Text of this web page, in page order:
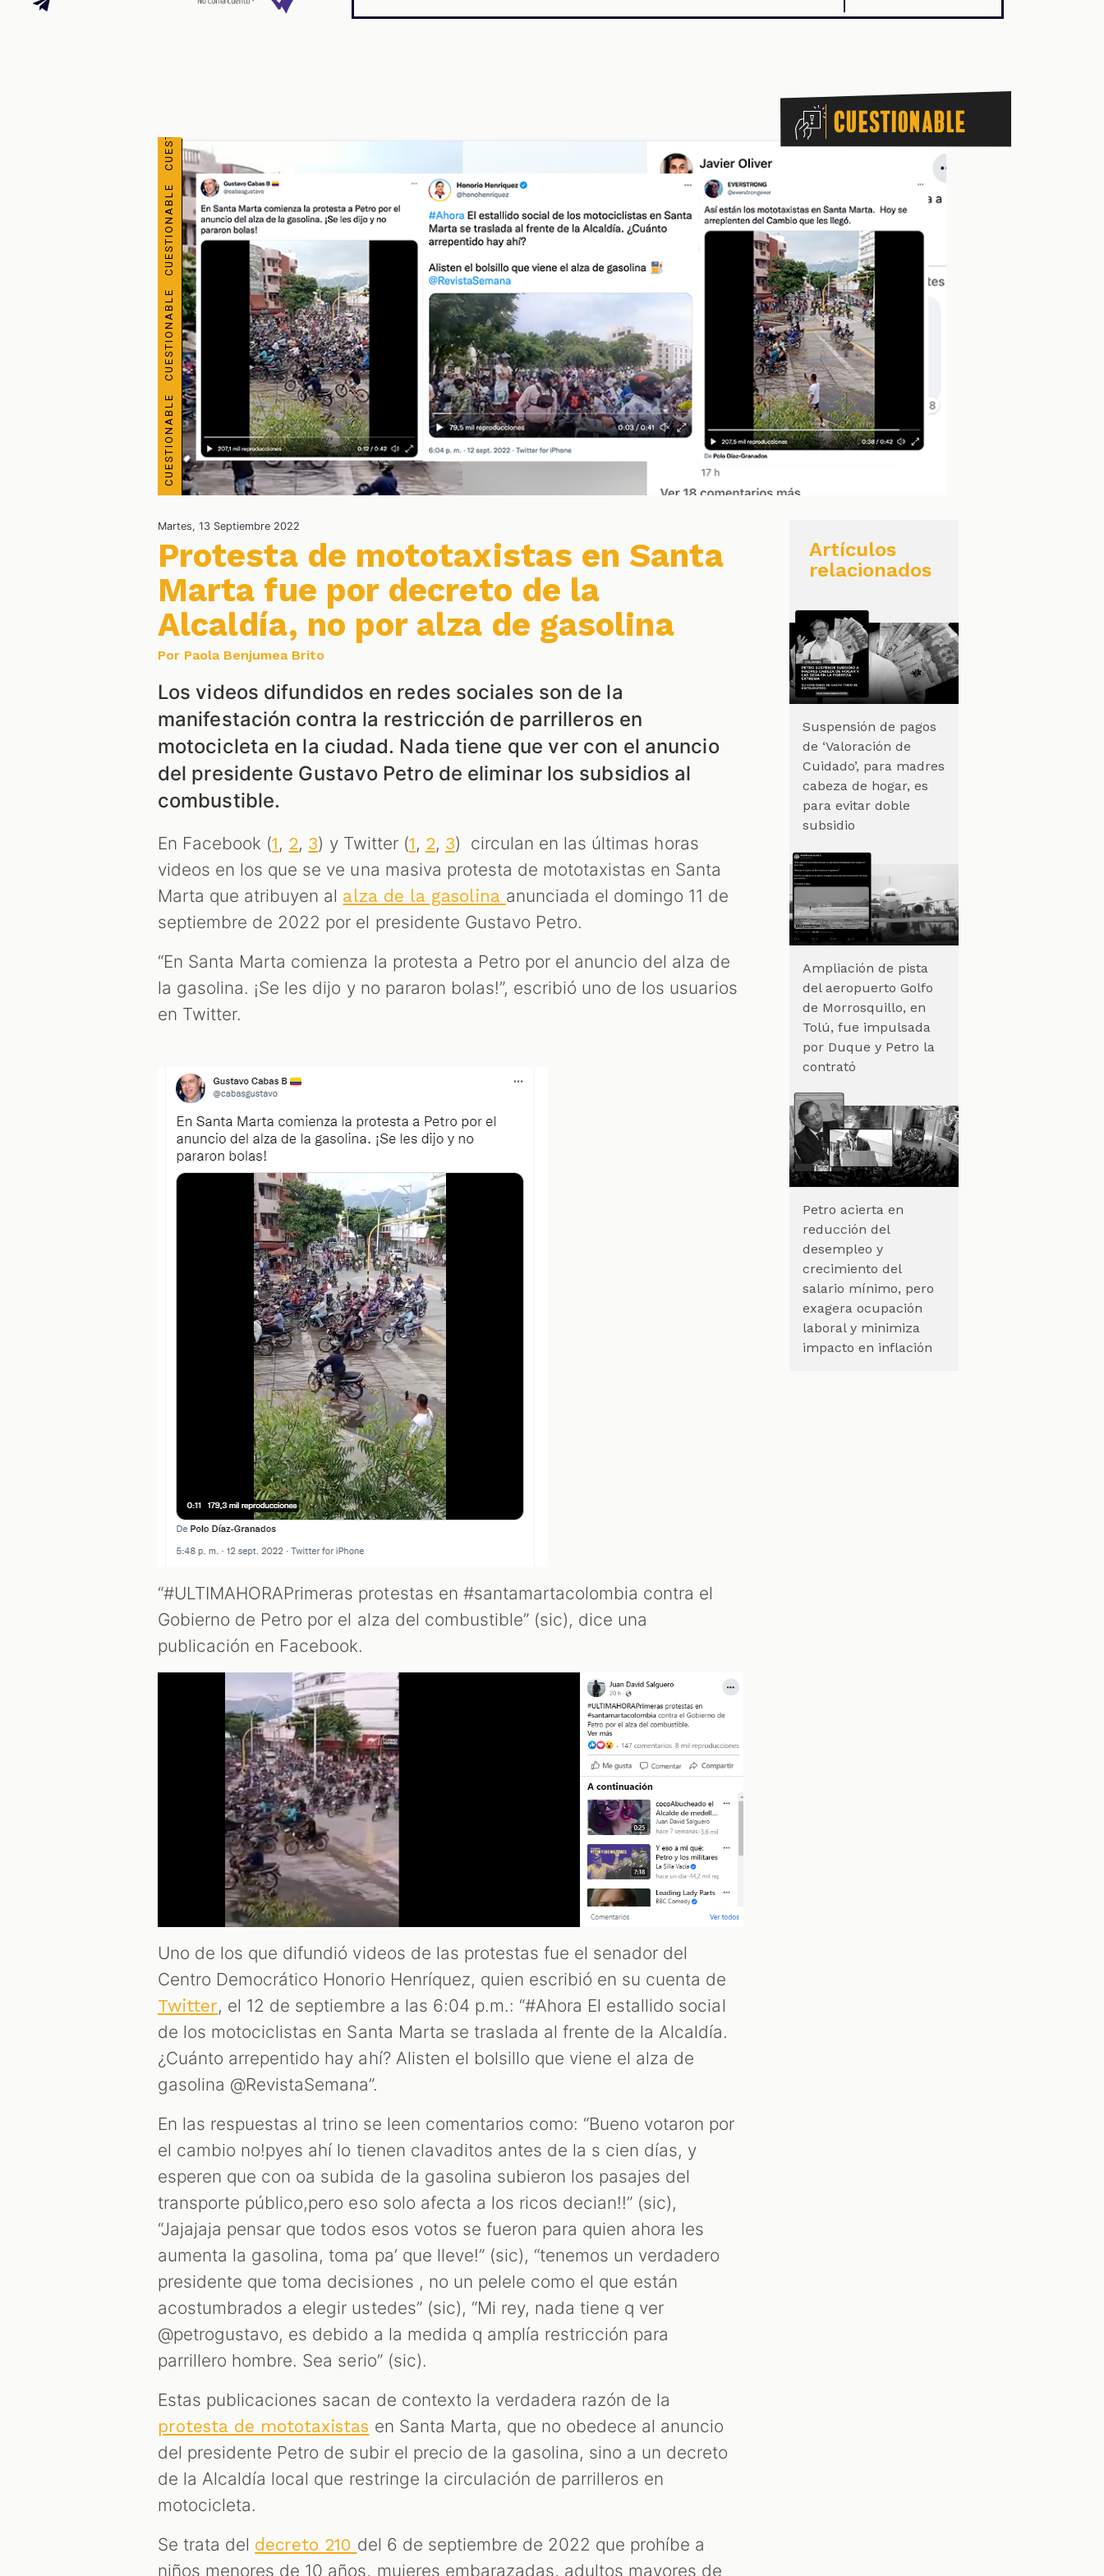
Cuestionable
Martes, 13 Septiembre 2022
Protesta de mototaxistas en Santa
Marta fue por decreto de la
Alcaldía, no por alza de gasolina
Por Paola Benjumea Brito
Los videos difundidos en redes sociales son de la
manifestación contra la restricción de parrilleros en
motocicleta en la ciudad. Nada tiene que ver con el anuncio
del presidente Gustavo Petro de eliminar los subsidios al
combustible.
En Facebook (1, 2, 3) y Twitter (1, 2, 3) circulan en las últimas horas
videos en los que se ve una masiva protesta de mototaxistas en Santa
Marta que atribuyen al alza de la gasolina anunciada el domingo 11 de
septiembre de 2022 por el presidente Gustavo Petro.
“En Santa Marta comienza la protesta a Petro por el anuncio del alza de
la gasolina. ¡Se les dijo y no pararon bolas!”, escribió uno de los usuarios
en Twitter.
“#ULTIMAHORAPrimeras protestas en #santamartacolombia contra el
Gobierno de Petro por el alza del combustible” (sic), dice una
publicación en Facebook.
Uno de los que difundió videos de las protestas fue el senador del
Centro Democrático Honorio Henríquez, quien escribió en su cuenta de
Twitter, el 12 de septiembre a las 6:04 p.m.: “#Ahora El estallido social
de los motociclistas en Santa Marta se traslada al frente de la Alcaldía.
¿Cuánto arrepentido hay ahí? Alisten el bolsillo que viene el alza de
gasolina @RevistaSemana”.
En las respuestas al trino se leen comentarios como: “Bueno votaron por
el cambio no!pyes ahí lo tienen clavaditos antes de la s cien días, y
esperen que con oa subida de la gasolina subieron los pasajes del
transporte público,pero eso solo afecta a los ricos decian!!” (sic),
“Jajajaja pensar que todos esos votos se fueron para quien ahora les
aumenta la gasolina, toma pa’ que lleve!” (sic), “tenemos un verdadero
presidente que toma decisiones , no un pelele como el que están
acostumbrados a elegir ustedes” (sic), “Mi rey, nada tiene q ver
@petrogustavo, es debido a la medida q amplía restricción para
parrillero hombre. Sea serio” (sic).
Estas publicaciones sacan de contexto la verdadera razón de la
protesta de mototaxistas en Santa Marta, que no obedece al anuncio
del presidente Petro de subir el precio de la gasolina, sino a un decreto
de la Alcaldía local que restringe la circulación de parrilleros en
motocicleta.
Se trata del decreto 210 del 6 de septiembre de 2022 que prohíbe a
niños menores de 10 años, mujeres embarazadas, adultos mayores de
Artículos
relacionados
Suspensión de pagos
de ‘Valoración de
Cuidado’, para madres
cabeza de hogar, es
para evitar doble
subsidio
Ampliación de pista
del aeropuerto Golfo
de Morrosquillo, en
Tolú, fue impulsada
por Duque y Petro la
contrató
Petro acierta en
reducción del
desempleo y
crecimiento del
salario mínimo, pero
exagera ocupación
laboral y minimiza
impacto en inflación